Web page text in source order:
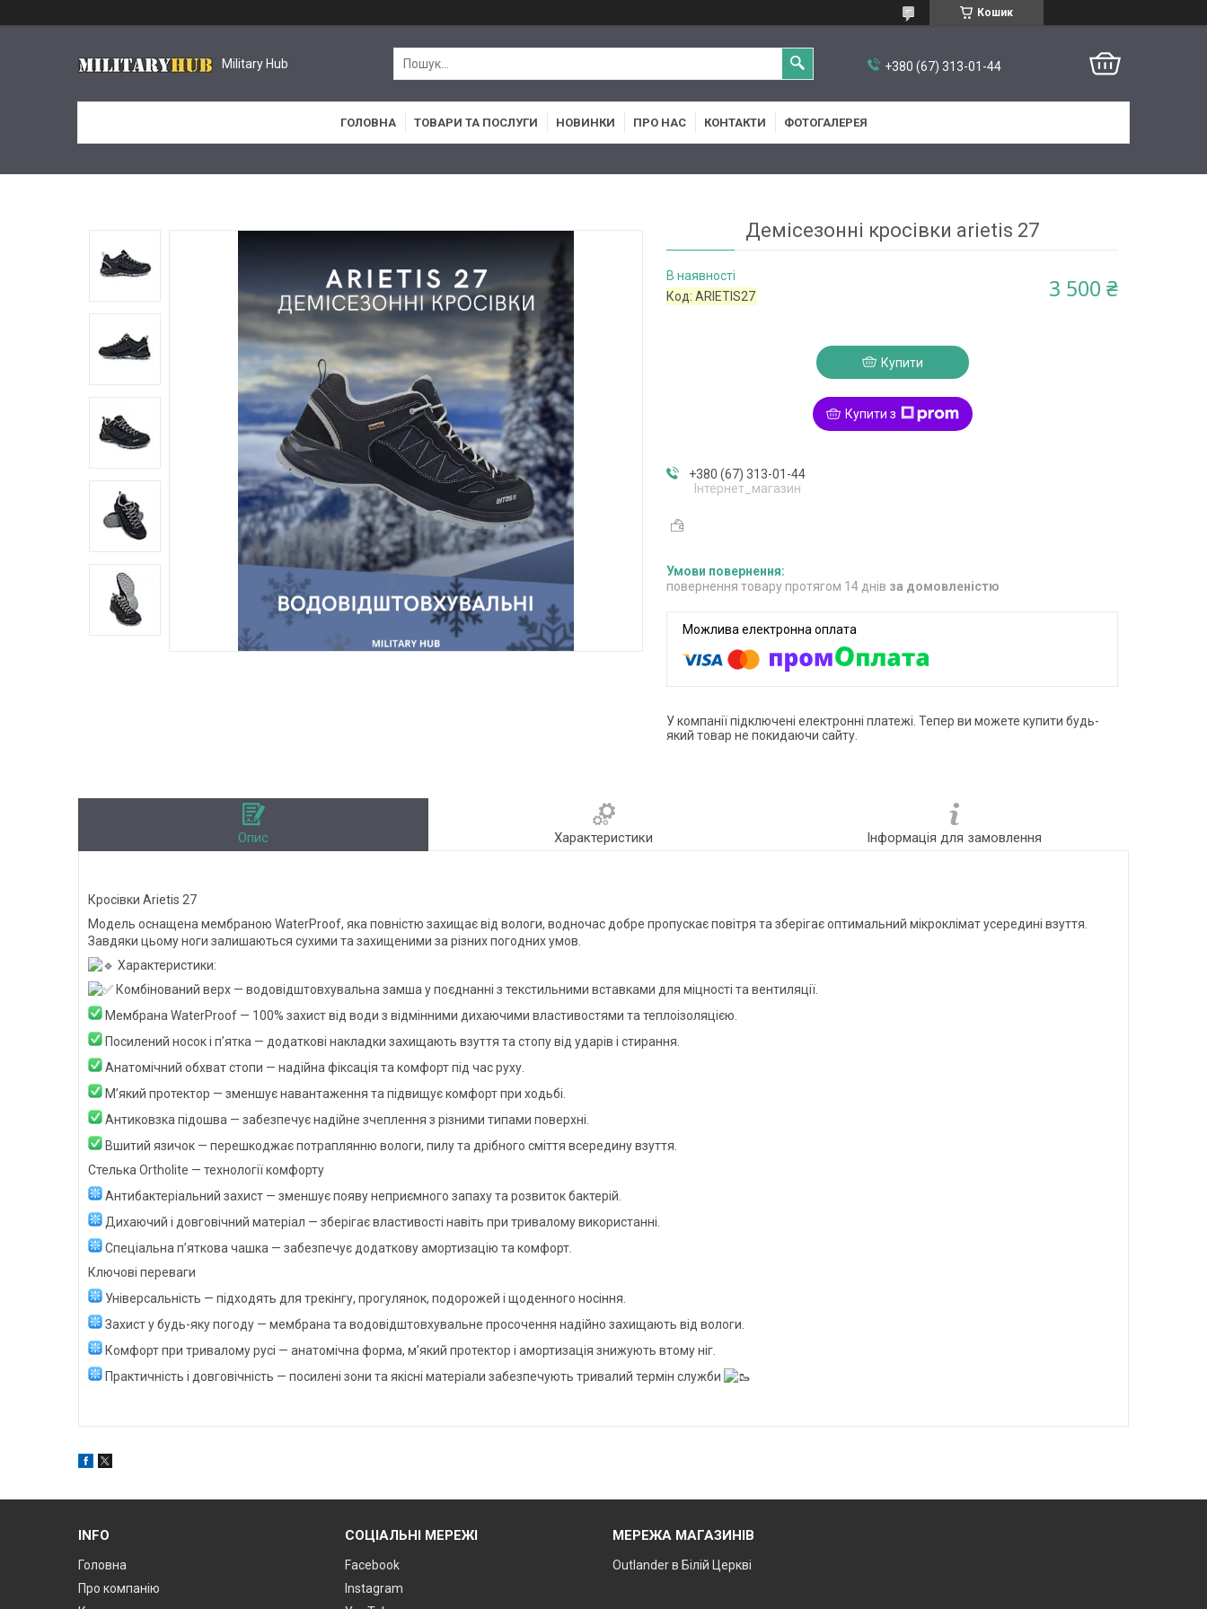
Кошик
Military Hub +380 (67) 313-01-44
ГОЛОВНА ТОВАРИ ТА ПОСЛУГИ НОВИНКИ ПРО НАС КОНТАКТИ ФОТОГАЛЕРЕЯ
Демісезонні кросівки arietis 27
В наявності
Код:ARIETIS27 3 500 ₴
Купити
Купити з
+380 (67) 313-01-44
Інтернет_магазин
повернення товару протягом 14 днів за домовленістю
У компанії підключені електронні платежі. Тепер ви можете купити будь-
який товар не покидаючи сайту.
Опис Характеристики Інформація для замовлення
Кросівки Arietis 27
Модель оснащена мембраною WaterProof, яка повністю захищає від вологи, водночас добре пропускає повітря та зберігає оптимальний мікроклімат усередині взуття.
Завдяки цьому ноги залишаються сухими та захищеними за різних погодних умов.
Характеристики:
Комбінований верх — водовідштовхувальна замша у поєднанні з текстильними вставками для міцності та вентиляції.
Мембрана WaterProof — 100% захист від води з відмінними дихаючими властивостями та теплоізоляцією.
Посилений носок і п’ятка — додаткові накладки захищають взуття та стопу від ударів і стирання.
Анатомічний обхват стопи — надійна фіксація та комфорт під час руху.
М’який протектор — зменшує навантаження та підвищує комфорт при ходьбі.
Антиковзка підошва — забезпечує надійне зчеплення з різними типами поверхні.
Вшитий язичок — перешкоджає потраплянню вологи, пилу та дрібного сміття всередину взуття.
Стелька Ortholite — технології комфорту
Антибактеріальний захист — зменшує появу неприємного запаху та розвиток бактерій.
Дихаючий і довговічний матеріал — зберігає властивості навіть при тривалому використанні.
Спеціальна п’яткова чашка — забезпечує додаткову амортизацію та комфорт.
Ключові переваги
Універсальність — підходять для трекінгу, прогулянок, подорожей і щоденного носіння.
Захист у будь-яку погоду — мембрана та водовідштовхувальне просочення надійно захищають від вологи.
Комфорт при тривалому русі — анатомічна форма, м’який протектор і амортизація знижують втому ніг.
Практичність і довговічність — посилені зони та якісні матеріали забезпечують тривалий термін служби
INFO
Головна
Про компанію
СОЦІАЛЬНІ МЕРЕЖІ
Facebook
Instagram
МЕРЕЖА МАГАЗИНІВ
Outlander в Білій Церкві